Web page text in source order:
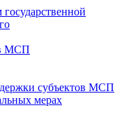
МСП
субъектов МСП
мерах